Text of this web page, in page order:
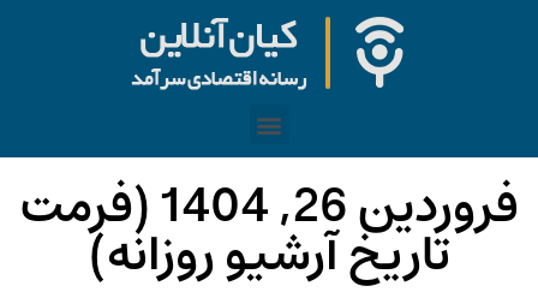
فروردین 26, 1404 (فرمت
تاریخ آرشیو روزانه)